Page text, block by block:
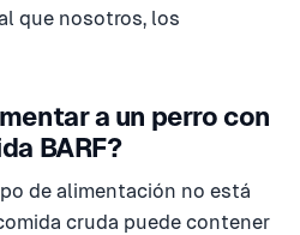
que nosotros, los
a un perro con
BARF?
de alimentación no está
cruda puede contener